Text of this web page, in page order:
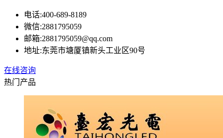
电话:400-689-8189
微信:2881795059
邮箱:2881795059@qq.com
地址:东莞市塘厦镇新头工业区90号
在线咨询
热门产品